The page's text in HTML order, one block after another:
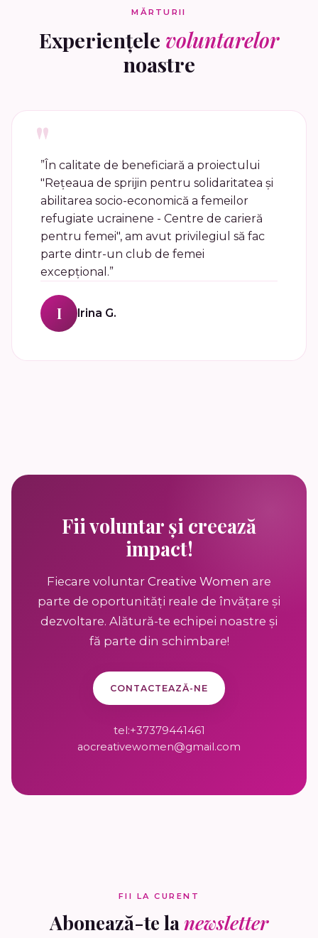
MĂRTURII
Experiențele voluntarelor
noastre
"”În calitate de beneficiară a proiectului
"Rețeaua de sprijin pentru solidaritatea și
abilitarea socio-economică a femeilor
refugiate ucrainene - Centre de carieră
pentru femei", am avut privilegiul să fac
parte dintr-un club de femei
excepțional.”
I Irina G.
Fii voluntar și creează
impact!
Fiecare voluntar Creative Women are
parte de oportunități reale de învățare și
dezvoltare. Alătură-te echipei noastre și
fă parte din schimbare!
CONTACTEAZĂ-NE
tel:+37379441461
aocreativewomen@gmail.com
FII LA CURENT
Abonează-te lanewsletter